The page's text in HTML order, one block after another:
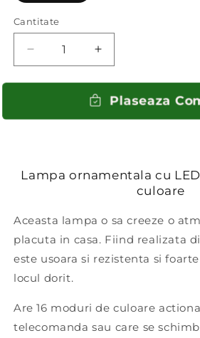
Cantitate
Reduceți
cantitatea
pentru
Creșteți
cantitatea
pentru
Lampa
Plaseaza
Lampa ornamentala cu
culoare
Aceasta lampa o sa creeze o
placuta in casa. Fiind realizata
este usoara si rezistenta si
locul dorit.
Are16 moduri de culoare
telecomanda sau care se